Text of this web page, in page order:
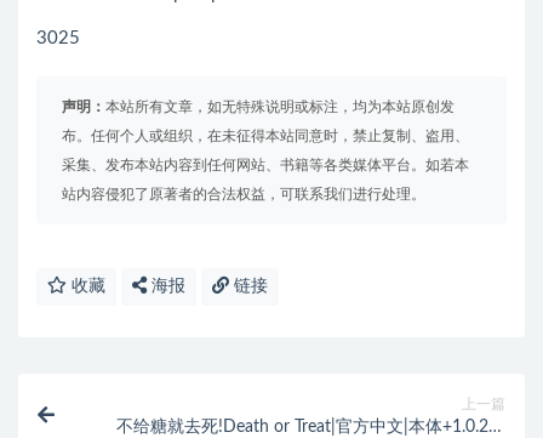
3025
声明： 本站所有文章，如无特殊说明或标注，均为本站原创发
布。任何个人或组织，在未征得本站同意时，禁止复制、盗用、
采集、发布本站内容到任何网站、书籍等各类媒体平台。如若本
站内容侵犯了原著者的合法权益，可联系我们进行处理。
收藏 海报 链接
上一篇
不给糖就去死!Death or Treat|官方中文|本体+1.0.2升